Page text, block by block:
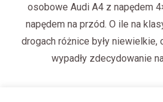
osobowe Audi A4 z napędem
napędem na przód. O ile na
drogach różnice były
wypadły zdecydowanie